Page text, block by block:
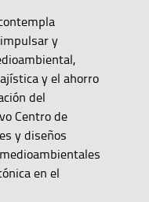
y
y el ahorro
del
Centro de
y diseños
en el